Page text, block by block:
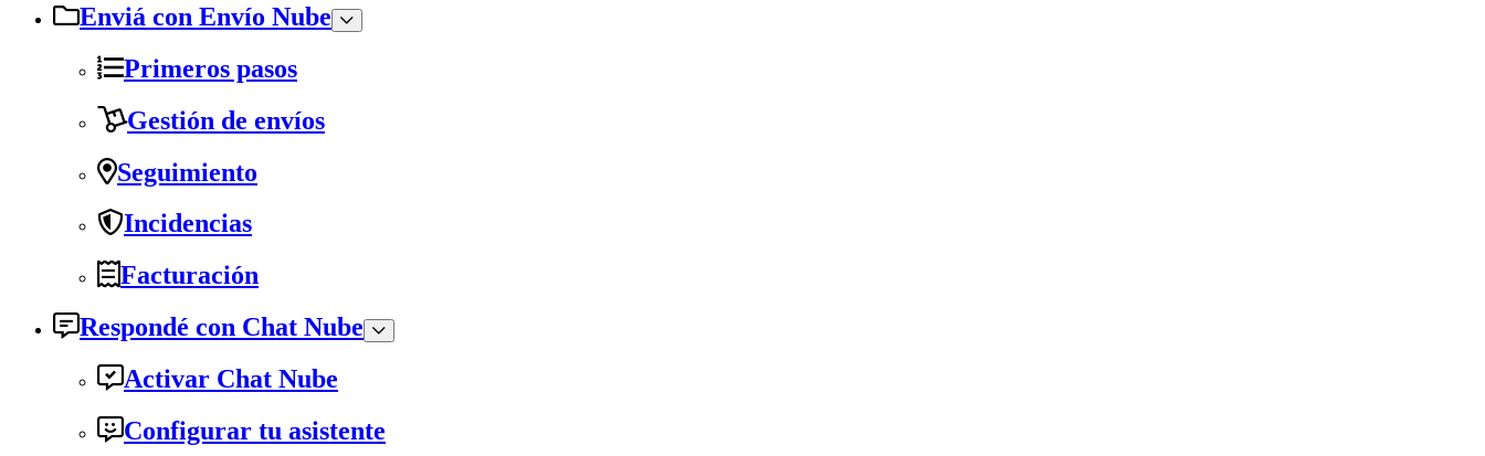
Enviá con Envío Nube
Primeros pasos
Gestión de envíos
Seguimiento
Incidencias
Facturación
Respondé con Chat Nube
Activar Chat Nube
Configurar tu asistente